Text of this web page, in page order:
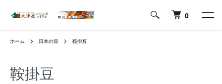
0
ホーム 日本の豆 鞍掛豆
鞍掛豆